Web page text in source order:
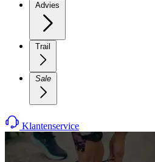
Advies
Trail
Sale
Klantenservice